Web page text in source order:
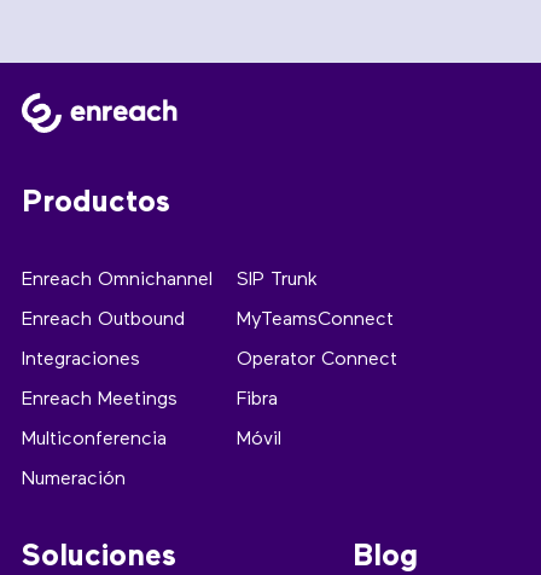
Productos
Enreach Omnichannel
Enreach Outbound
Integraciones
Enreach Meetings
Multiconferencia
Numeración
SIP Trunk
MyTeamsConnect
Operator Connect
Fibra
Móvil
Soluciones Blog